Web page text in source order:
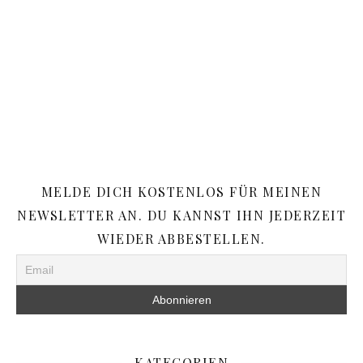
MELDE DICH KOSTENLOS FÜR MEINEN
NEWSLETTER AN. DU KANNST IHN JEDERZEIT
WIEDER ABBESTELLEN.